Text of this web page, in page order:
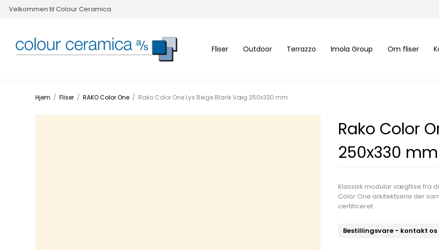
Velkommen til Colour Ceramica
Fliser Outdoor Terrazzo Imola Group Om fliser
Hjem / Fliser / RAKO Color One / Rako Color One Lys Beige Blank Væg 250x330 mm
Rako Color
250x330 mm
Klassisk modular vægflise fra
Color One arkitektserie der
certificeret.
Bestillingsvare - kontakt